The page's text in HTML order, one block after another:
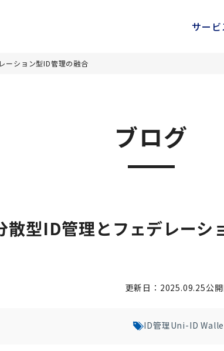
サー
ーション型ID管理の融合
ブログ
型ID管理とフェデレーシ
更新日：2025.09.25公
ID管理Uni-ID